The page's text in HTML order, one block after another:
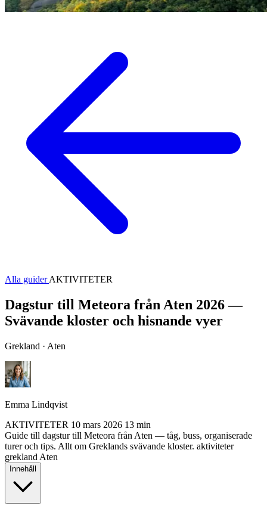
Alla guiderAKTIVITETER
Dagstur till Meteora från Aten 2026 —
Svävande kloster och hisnande vyer
Grekland · Aten
Emma Lindqvist
AKTIVITETER 10 mars 2026 13 min
Guide till dagstur till Meteora från Aten — tåg, buss, organiserade
turer och tips. Allt om Greklands svävande kloster. aktiviteter
grekland Aten
Innehåll